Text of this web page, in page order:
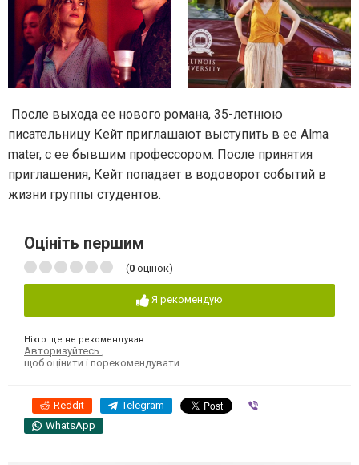
После выхода ее нового романа, 35-летнюю
писательницу Кейт приглашают выступить в ее Аlma
mater, с ее бывшим профессором. После принятия
приглашения, Кейт попадает в водоворот событий в
жизни группы студентов.
Оцініть першим
(0 оцінок)
Я рекомендую
Ніхто ще не рекомендував
Авторизуйтесь
щоб оцінити і порекомендувати
Reddit Telegram
WhatsApp